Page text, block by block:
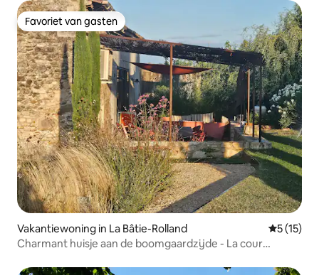
Favoriet van gasten
Favoriet van gasten
Vakantiewoning in La Bâtie-Rolland
5 (15)
Charmant huisje aan de boomgaardzijde - La cour